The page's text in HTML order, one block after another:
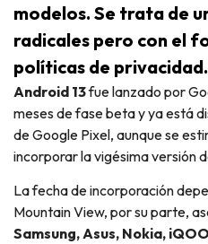
modelos. Se trata de
radicales pero con el
políticas de privacidad.
Android 13fue lanzado por
meses de fase beta y ya está
de Google Pixel, aunque se
incorporar la vigésima versión
La fecha de incorporación
Mountain View, por su parte,
Samsung, Asus, Nokia,